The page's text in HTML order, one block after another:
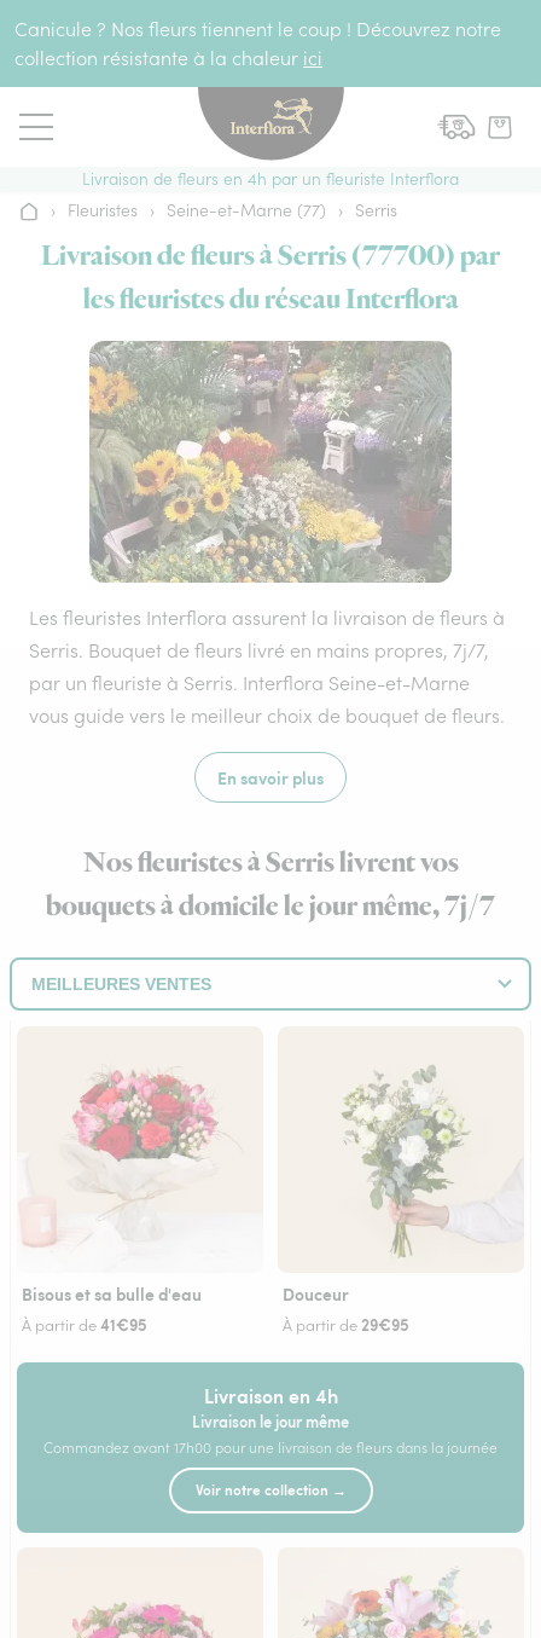
Canicule ? Nos fleurs tiennent le coup ! Découvrez notre
collection résistante à la chaleur ici
Livraison de fleurs en 4h par un fleuriste Interflora
Accueil
› Fleuristes › Seine-et-Marne (77) › Serris
Livraison de fleurs à Serris (77700) par
les fleuristes du réseau Interflora
Les fleuristes Interflora assurent la livraison de fleurs à
Serris. Bouquet de fleurs livré en mains propres, 7j/7,
par un fleuriste à Serris. Interflora Seine-et-Marne
vous guide vers le meilleur choix de bouquet de fleurs.
En savoir plus
Nos fleuristes à Serris livrent vos
bouquets à domicile le jour même, 7j/7
Bisous et sa bulle d'eau
À partir de41€95
Douceur
À partir de 29€95
Livraison en 4h
Livraison le jour même
Commandez avant 17h00 pour une livraison de fleurs dans la journée
Voir notre collection →